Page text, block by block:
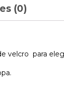
(0)
para